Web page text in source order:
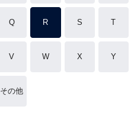
Q R S T
V W X Y
その他